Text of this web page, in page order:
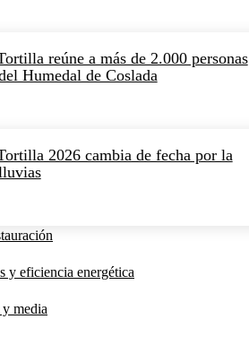
reúne a más de 2.000 personas
Humedal de Coslada
2026 cambia de fecha por la
y eficiencia energética
media